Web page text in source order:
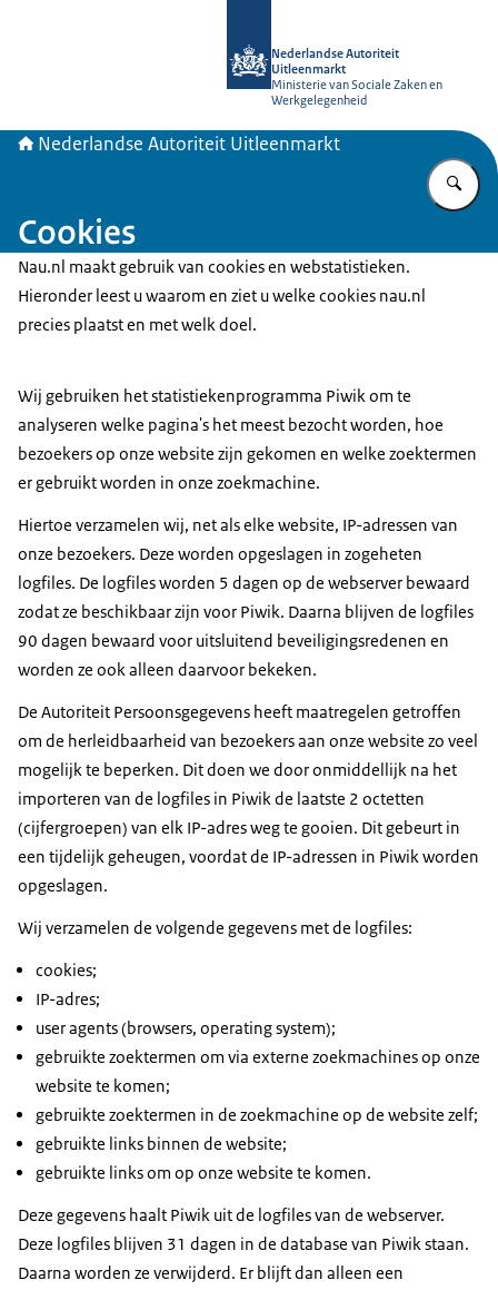
Nederlandse Autoriteit
Uitleenmarkt
Ministerie van Sociale Zaken en
Werkgelegenheid
Nederlandse Autoriteit Uitleenmarkt
Cookies
Nau.nl maakt gebruik van cookies en webstatistieken.
Hieronder leest u waarom en ziet u welke cookies nau.nl
precies plaatst en met welk doel.
Wij gebruiken het statistiekenprogramma Piwik om te
analyseren welke pagina's het meest bezocht worden, hoe
bezoekers op onze website zijn gekomen en welke zoektermen
er gebruikt worden in onze zoekmachine.
Hiertoe verzamelen wij, net als elke website, IP-adressen van
onze bezoekers. Deze worden opgeslagen in zogeheten
logfiles. De logfilesworden 5 dagen op de webserver bewaard
zodat ze beschikbaar zijn voor Piwik. Daarna blijven de logfiles
90 dagen bewaard voor uitsluitend beveiligingsredenen en
worden ze ook alleen daarvoor bekeken.
De Autoriteit Persoonsgegevens heeft maatregelen getroffen
om de herleidbaarheid van bezoekers aan onze website zo veel
mogelijk te beperken. Dit doen we door onmiddellijk na het
importeren van de logfiles in Piwik de laatste 2 octetten
(cijfergroepen) van elk IP-adres weg te gooien. Dit gebeurt in
een tijdelijk geheugen, voordat de IP-adressen in Piwik worden
opgeslagen.
Wij verzamelen de volgende gegevens met de logfiles:
cookies;
IP-adres;
user agents (browsers, operating system);
gebruikte zoektermen om via externe zoekmachines op onze
website te komen;
gebruikte zoektermen in de zoekmachine op de website zelf;
gebruikte links binnen de website;
gebruikte links om op onze website te komen.
Deze gegevens haalt Piwik uit de logfilesvan de webserver.
Deze logfiles blijven 31 dagen in de database van Piwik staan.
Daarna worden ze verwijderd. Er blijft dan alleen een